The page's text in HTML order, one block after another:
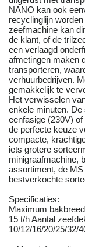
NANO kan ook
recyclinglijn
zeefmachine kan
de klant, of de
een verlaagd
afmetingen maken
transporteren,
verhuurbedrijven.
gemakkelijk te
Het verwisselen
enkele minuten.
eenfasige (230V)
de perfecte keuze
compacte,
iets grotere
minigraafmachine,
assortiment, de
bestverkochte
Specificaties:
Maximum
15 t/h Aantal
10/12/16/20/25/32/